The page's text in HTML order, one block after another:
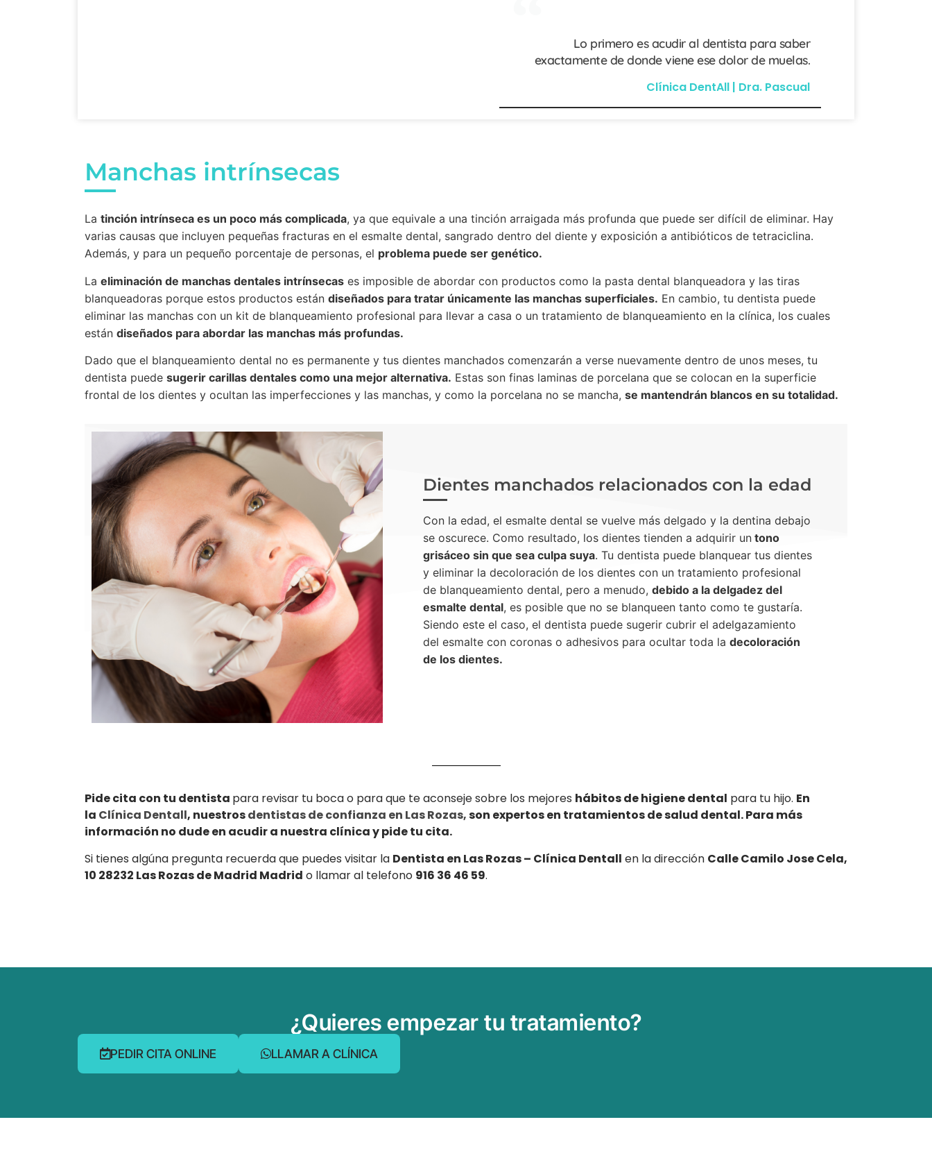
Lo primero es acudir al dentista para saber
exactamente de donde viene ese dolor de muelas.
Clínica DentAll | Dra. Pascual
Manchas intrínsecas
La tinción intrínseca es un poco más complicada, ya que equivale a una tinción arraigada más profunda que puede ser difícil de eliminar. Hay
varias causas que incluyen pequeñas fracturas en el esmalte dental, sangrado dentro del diente y exposición a antibióticos de tetraciclina.
Además, y para un pequeño porcentaje de personas, el problema puede ser genético.
La eliminación de manchas dentales intrínsecas es imposible de abordar con productos como la pasta dental blanqueadora y las tiras
blanqueadoras porque estos productos están diseñados para tratar únicamente las manchas superficiales. En cambio, tu dentista puede
eliminar las manchas con un kit de blanqueamiento profesional para llevar a casa o un tratamiento de blanqueamiento en la clínica, los cuales
están diseñados para abordar las manchas más profundas.
Dado que el blanqueamiento dental no es permanente y tus dientes manchados comenzarán a verse nuevamente dentro de unos meses, tu
dentista puede sugerir carillas dentales como una mejor alternativa. Estas son finas laminas de porcelana que se colocan en la superficie
frontal de los dientes y ocultan las imperfecciones y las manchas, y como la porcelana no se mancha, se mantendrán blancos en su totalidad.
Dientes manchados relacionados con la edad
Con la edad, el esmalte dental se vuelve más delgado y la dentina debajo
se oscurece. Como resultado, los dientes tienden a adquirir un tono
grisáceo sin que sea culpa suya. Tu dentista puede blanquear tus dientes
y eliminar la decoloración de los dientes con un tratamiento profesional
de blanqueamiento dental, pero a menudo, debido a la delgadez del
esmalte dental, es posible que no se blanqueen tanto como te gustaría.
Siendo este el caso, el dentista puede sugerir cubrir el adelgazamiento
del esmalte con coronas o adhesivos para ocultar toda la decoloración
de los dientes.
Pide cita con tu dentista para revisar tu boca o para que te aconseje sobre los mejores hábitos de higiene dental para tu hijo. En
la Clínica Dentall, nuestrosdentistas de confianza en Las Rozas,son expertos en tratamientos de salud dental. Para más
información no dude en acudir a nuestra clínica y pide tu cita.
Si tienes algúna pregunta recuerda que puedes visitar la Dentista en Las Rozas – Clínica Dentall en la dirección Calle Camilo Jose Cela,
10 28232 Las Rozas de Madrid Madrid o llamar al telefono 916 36 46 59.
¿Quieres empezar tu tratamiento?
PEDIR CITA ONLINE LLAMAR A CLÍNICA